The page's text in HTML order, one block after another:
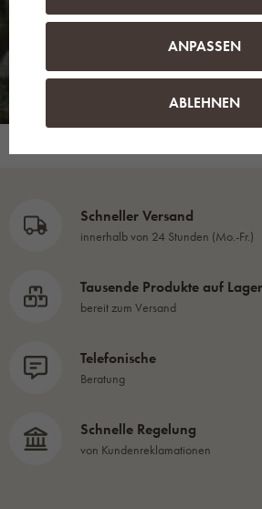
Schneller Versand
innerhalb von 24 Stunden (Mo.-Fr.)
Tausende Produkte auf Lager
bereit zum Versand
Telefonische
Beratung
Schnelle Regelung
von Kundenreklamationen
ANPASSEN
ABLEHNEN